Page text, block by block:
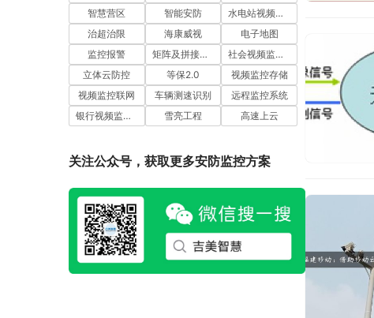
智慧营区
智能安防
水电站视频监控
治超治限
海康威视
电子地图
监控报警
矩阵及拼接电视墙管理
社会视频监控资源接入
立体云防控
等保2.0
视频监控存储
视频监控联网
车辆测速识别
远程监控系统
银行视频监控联网
雪亮工程 高速上云
关注公众号，获取更多安防监控方案